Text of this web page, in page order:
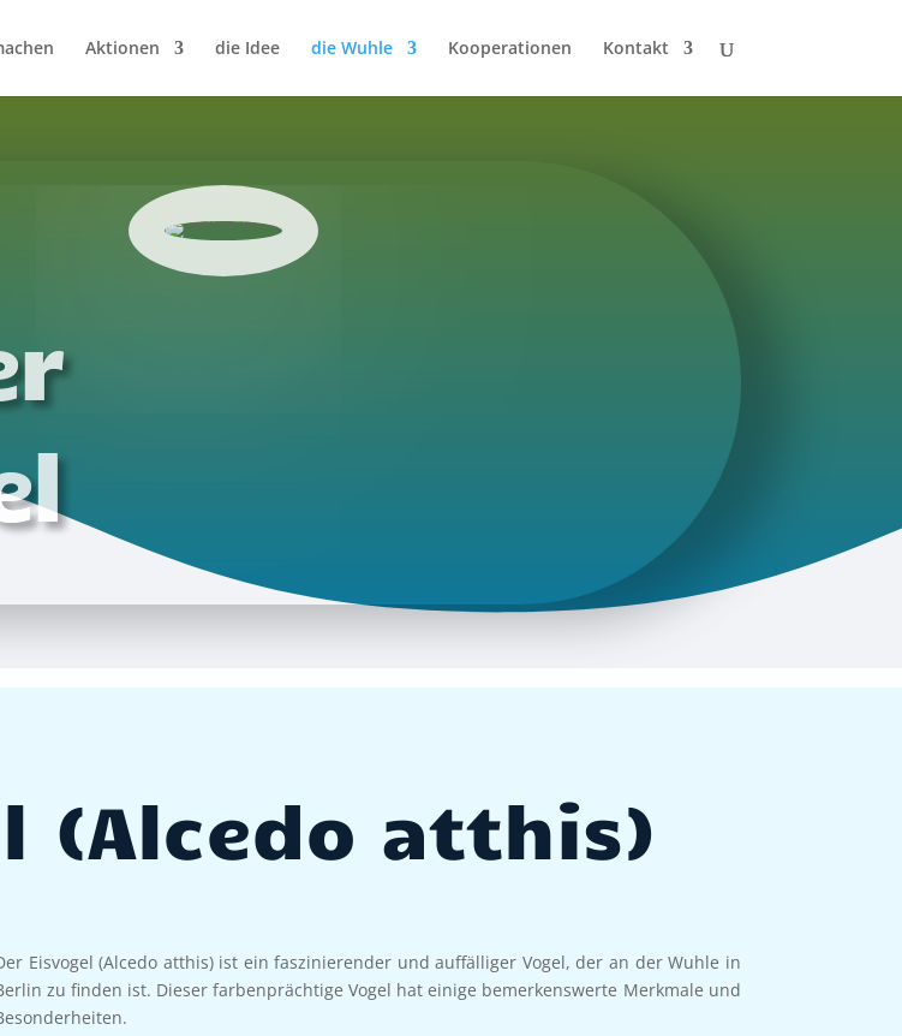
Aktionen die Idee die Wuhle Kooperationen Kontakt
(Alcedo atthis)
Eisvogel (Alcedo atthis) ist ein faszinierender und auffälliger Vogel, der an der Wuhle in
zu finden ist. Dieser farbenprächtige Vogel hat einige bemerkenswerte Merkmale und